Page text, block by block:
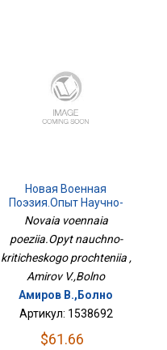
Новая Военная
Поэзия.Опыт Научно-
Критического
Novaia voennaia
poeziia.Opyt nauchno-
kriticheskogo prochteniia ,
Amirov V.,Bolno
Амиров В.,Болно
Артикул: 1538692
$61.66